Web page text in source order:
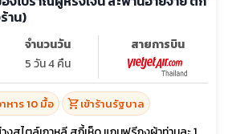
าน)
จำนวนวัน
5 วัน 4 คืน
สายการบิน
หาร 10 มื้อ shopping_cartเข้าร้านรัฐบาล